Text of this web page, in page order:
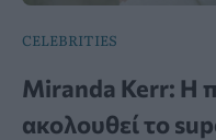
CELEBRITIES
Miranda Kerr: Η
ακολουθεί το